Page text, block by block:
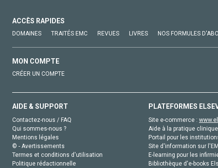
ACCÈS RAPIDES
DOMAINES TRAITÉS EMC REVUES LIVRES NOS FORMULES
MON COMPTE
CRÉER UN COMPTE
AIDE & SUPPORT
Contactez-nous / FAQ
Qui sommes-nous ?
Mentions légales
© - Avertissements
Termes et conditions d'utilisation
Politique rédactionnelle
PLATEFORMES
Site e-commerce :
Aide à la pratique
Portail pour les
Site d'information sur
E-learning pour les
Bibliothèque d'e-books